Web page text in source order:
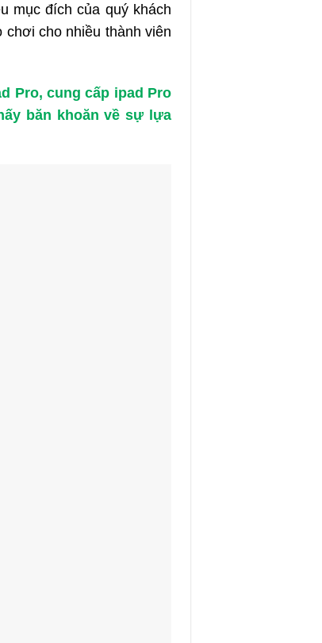
mục đích của quý khách
cho nhiều thành viên
Pro, cung cấp ipad Pro
băn khoăn về sự lựa